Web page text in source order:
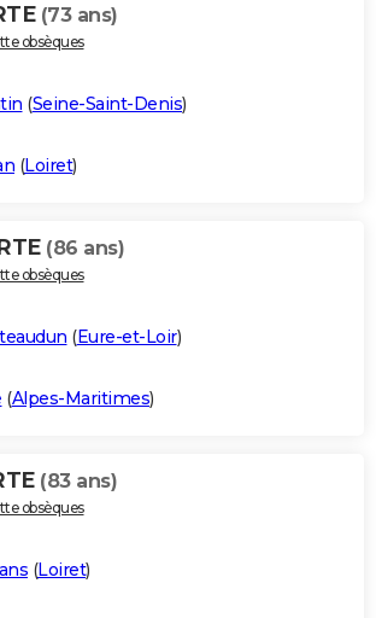
(73 ans)
obsèques
(Seine-Saint-Denis)
(Loiret)
(86 ans)
obsèques
(Eure-et-Loir)
(Alpes-Maritimes)
(83 ans)
obsèques
(Loiret)